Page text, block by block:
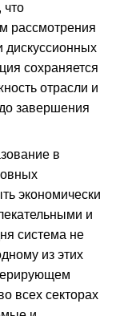
что
рассмотрения
дискуссионных
сохраняется
отрасли и
завершения
в
экономически
и
система не
из этих
всех секторах